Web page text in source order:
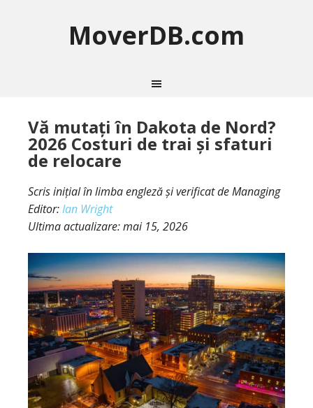
MoverDB.com
Vă mutați în Dakota de Nord?
2026 Costuri de trai și sfaturi
de relocare
Scris inițial în limba engleză și verificat de Managing
Editor:Ian Wright
Ultima actualizare:mai 15, 2026